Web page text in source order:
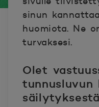
sinun
huomiota. Ne
turvaksesi.
Olet
tunnusluvun
säilytyksestä